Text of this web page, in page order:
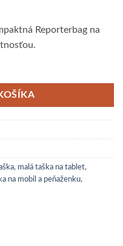
Reporterbag na
, malá taška na tablet,
na mobil a peňaženku,